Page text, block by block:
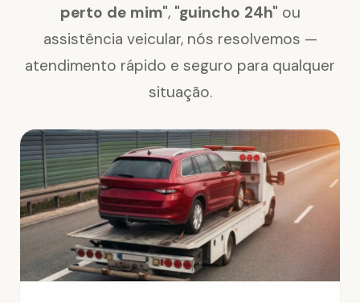
perto de mim", "guincho 24h" ou
assistência veicular, nós resolvemos —
atendimento rápido e seguro para qualquer
situação.